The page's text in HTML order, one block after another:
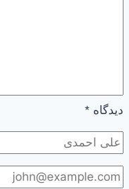
دیدگاه *